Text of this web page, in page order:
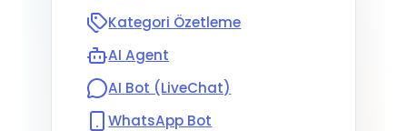
Kategori Özetleme
AI Agent
AI Bot (LiveChat)
WhatsApp Bot